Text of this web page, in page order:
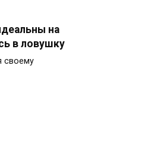
на
в ловушку
своему